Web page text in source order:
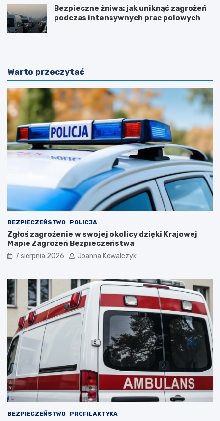
Bezpieczne żniwa: jak uniknąć zagrożeń
podczas intensywnych prac polowych
Warto przeczytać
BEZPIECZEŃSTWO POLICJA
Zgłoś zagrożenie w swojej okolicy dzięki Krajowej
Mapie Zagrożeń Bezpieczeństwa
7 sierpnia 2026 Joanna Kowalczyk
BEZPIECZEŃSTWO PROFILAKTYKA